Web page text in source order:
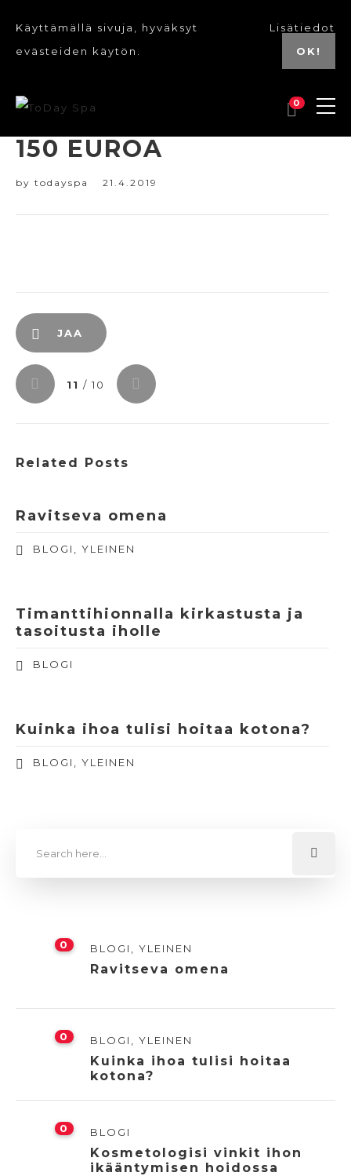
Käyttämällä sivuja, hyväksyt
evästeiden käytön.
Lisätiedot
OK!
0
150 EUROA
by todayspa 21.4.2019
JAA
11 / 10
Related Posts
Ravitseva omena
BLOGI YLEINEN
Timanttihionnalla kirkastusta ja
tasoitusta iholle
BLOGI
Kuinka ihoa tulisi hoitaa kotona?
BLOGI YLEINEN
0 BLOGI YLEINEN
Ravitseva omena
0 BLOGI YLEINEN
Kuinka ihoa tulisi hoitaa
kotona?
0 BLOGI
Kosmetologisi vinkit ihon
ikääntymisen hoidossa